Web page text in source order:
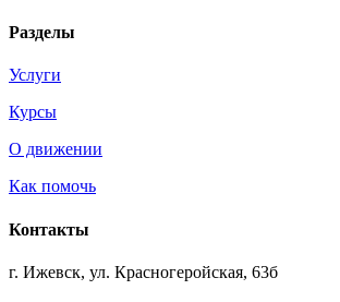
Разделы
Услуги
Курсы
О движении
Как помочь
Контакты
г. Ижевск, ул. Красногеройская, 63б